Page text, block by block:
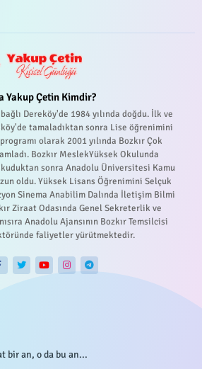
Yakup Çetin Kimdir?
Dereköy'de 1984 yılında doğdu. İlk ve
tamaladıktan sonra Lise öğrenimini
olarak 2001 yılında Bozkır Çok
Bozkır MeslekYüksek Okulunda
sonra Anadolu Üniversitesi Kamu
oldu. Yüksek Lisans Öğrenimini Selçuk
Sinema Anabilim Dalında İletişim Bilmi
Ziraat Odasında Genel Sekreterlik ve
Anadolu Ajansının Bozkır Temsilcisi
faliyetler yürütmektedir.
bir an, o da bu an...